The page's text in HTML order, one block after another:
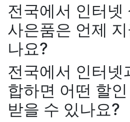
전국에서 인터넷
사은품은 언제
나요?
전국에서 인터넷
합하면 어떤 할
받을 수 있나요?